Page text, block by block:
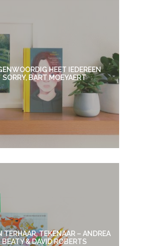
HEET IEDEREEN
SORRY, BART MOEYAERT
TERHAAR, TEKENAAR – ANDREA
BEATY & DAVID ROBERTS